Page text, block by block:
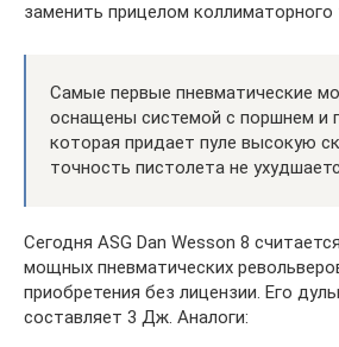
заменить прицелом коллиматорного
Самые первые пневматические
оснащены системой с поршнем и
которая придает пуле высокую
точность пистолета не
Сегодня ASG Dan Wesson 8
мощных пневматических
приобретения без лицензии. Его
составляет 3 Дж. Аналоги: